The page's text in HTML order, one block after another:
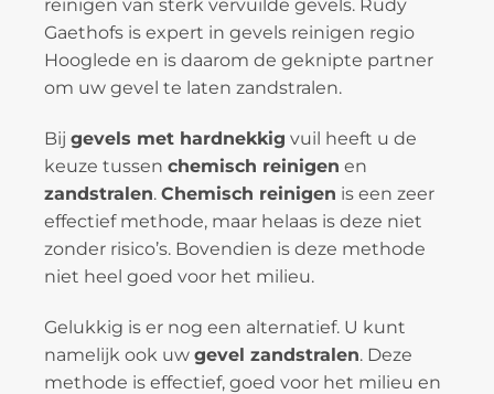
reinigen van sterk vervuilde gevels. Rudy
Gaethofs is expert in gevels reinigen regio
Hooglede en is daarom de geknipte partner
om uw gevel te laten zandstralen.
Bij gevels met hardnekkig vuil heeft u de
keuze tussen chemisch reinigen en
zandstralen. Chemisch reinigen is een zeer
effectief methode, maar helaas is deze niet
zonder risico’s. Bovendien is deze methode
niet heel goed voor het milieu.
Gelukkig is er nog een alternatief. U kunt
namelijk ook uw gevel zandstralen. Deze
methode is effectief, goed voor het milieu en